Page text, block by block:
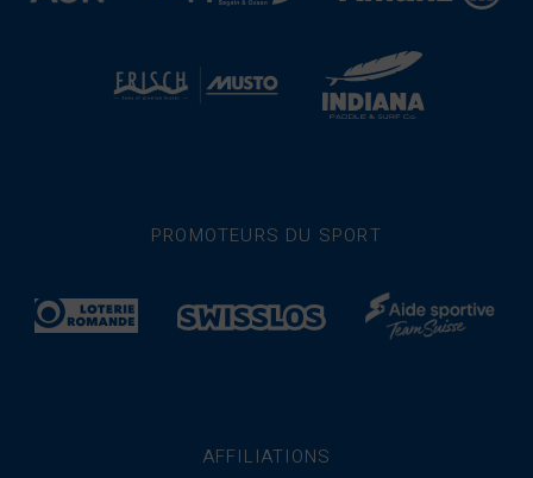
PROMOTEURS DU SPORT
AFFILIATIONS